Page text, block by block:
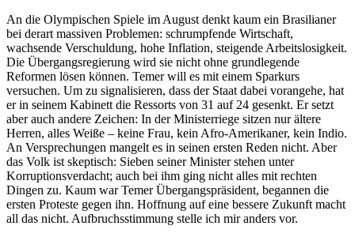
An die Olympischen Spiele im August denkt kaum ein Brasilianer
bei derart massiven Problemen: schrumpfende Wirtschaft,
wachsende Verschuldung, hohe Inflation, steigende Arbeitslosigkeit.
Die Übergangsregierung wird sie nicht ohne grundlegende
Reformen lösen können. Temer will es mit einem Sparkurs
versuchen. Um zu signalisieren, dass der Staat dabei vorangehe, hat
er in seinem Kabinett die Ressorts von 31 auf 24 gesenkt. Er setzt
aber auch andere Zeichen: In der Ministerriege sitzen nur ältere
Herren, alles Weiße – keine Frau, kein Afro-Amerikaner, kein Indio.
An Versprechungen mangelt es in seinen ersten Reden nicht. Aber
das Volk ist skeptisch: Sieben seiner Minister stehen unter
Korruptionsverdacht; auch bei ihm ging nicht alles mit rechten
Dingen zu. Kaum war Temer Übergangspräsident, begannen die
ersten Proteste gegen ihn. Hoffnung auf eine bessere Zukunft macht
all das nicht. Aufbruchsstimmung stelle ich mir anders vor.